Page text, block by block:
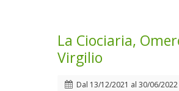
La Ciociaria,
Virgilio
Dal 13/12/2021 al 30/06/2022